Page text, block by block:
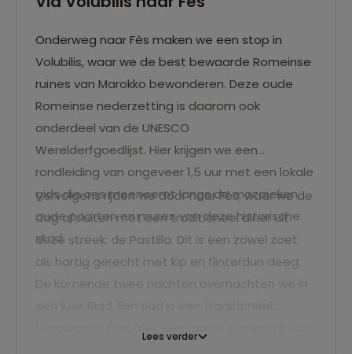
Onderweg naar Fès maken we een stop in
Volubilis, waar we de best bewaarde Romeinse
ruïnes van Marokko bewonderen. Deze oude
Romeinse nederzetting is daarom ook
onderdeel van de UNESCO
Werelderfgoedlijst. Hier krijgen we een
rondleiding van ongeveer 1,5 uur met een lokale
gids die ons meeneemt langs de mozaïeken,
oude poorten en muren van deze historische
stad.
Vervolgens rijden we door naar Fès, waar we de
dag afsluiten met een traditioneel diner uit
deze streek: de Pastilla. Dit is een zowel zoet
als hartig gerecht met kip en flinterdun deeg.
Lees verder